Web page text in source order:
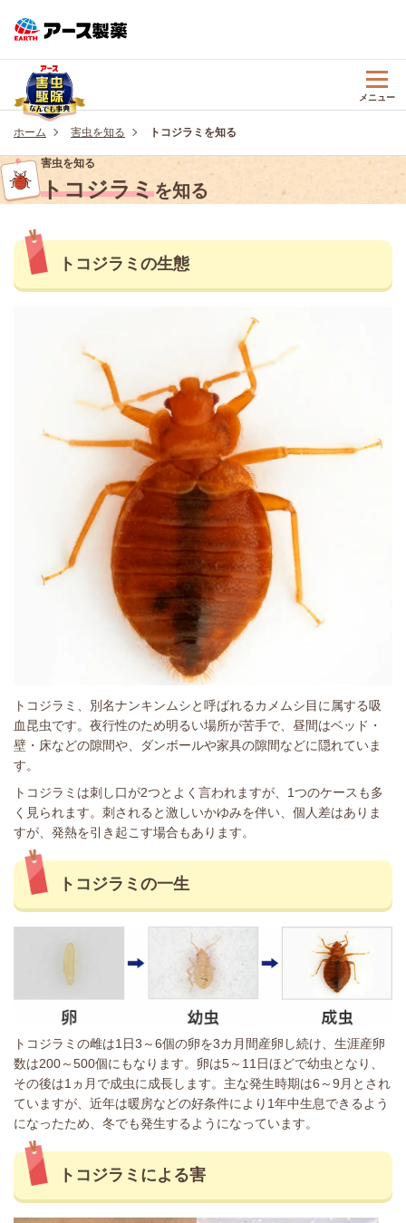
メニュー
ホーム 害虫を知る トコジラミを知る
害虫を知る
トコジラミを知る
トコジラミの生態
トコジラミ、別名ナンキンムシと呼ばれるカメムシ目に属する吸
血昆虫です。夜行性のため明るい場所が苦手で、昼間はベッド・
壁・床などの隙間や、ダンボールや家具の隙間などに隠れていま
す。
トコジラミは刺し口が2つとよく言われますが、1つのケースも多
く見られます。刺されると激しいかゆみを伴い、個人差はありま
すが、発熱を引き起こす場合もあります。
トコジラミの一生
トコジラミの雌は1日3～6個の卵を3カ月間産卵し続け、生涯産卵
数は200～500個にもなります。卵は5～11日ほどで幼虫となり、
その後は1ヵ月で成虫に成長します。主な発生時期は6～9月とされ
ていますが、近年は暖房などの好条件により1年中生息できるよう
になったため、冬でも発生するようになっています。
トコジラミによる害